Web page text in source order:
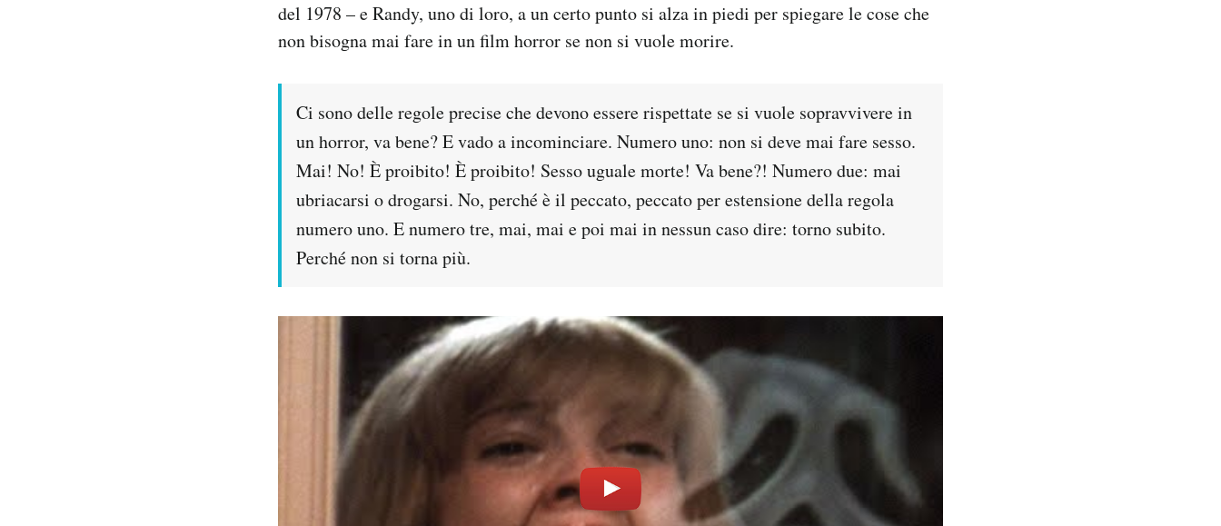
del 1978 – e Randy, uno di loro, a un certo punto si alza in piedi per spiegare le cose che
non bisogna mai fare in un film horror se non si vuole morire.
Ci sono delle regole precise che devono essere rispettate se si vuole sopravvivere in
un horror, va bene? E vado a incominciare. Numero uno: non si deve mai fare sesso.
Mai! No! È proibito! È proibito! Sesso uguale morte! Va bene?! Numero due: mai
ubriacarsi o drogarsi. No, perché è il peccato, peccato per estensione della regola
numero uno. E numero tre, mai, mai e poi mai in nessun caso dire: torno subito.
Perché non si torna più.